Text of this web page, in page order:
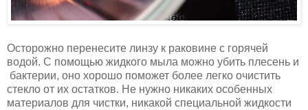
Осторожно перенесите линзу к раковине с горячей
водой. С помощью жидкого мыла можно убить плесень и
бактерии, оно хорошо поможет более легко очистить
стекло от их остатков. Не нужно никаких особенных
материалов для чистки, никакой специальной жидкости